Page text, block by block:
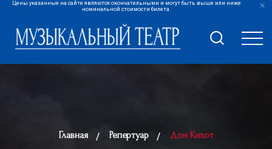
Цены указанные на сайте являются окончательными и могут быть выше или ниже
номинальной стоимости билета.
Главная Репертуар Дон Кихот